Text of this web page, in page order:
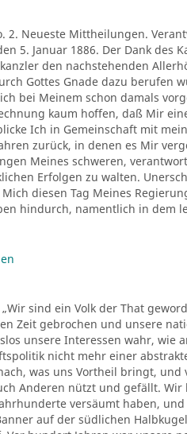
2. Neueste Mittheilungen.
5. Januar 1886. Der Dank des
den nachstehenden
Gottes Gnade dazu berufen
bei Meinem schon damals
kaum hoffen, daß Mir
Ich in Gemeinschaft mit
zurück, in denen es Mir
Meines schweren,
Erfolgen zu walten.
diesen Tag Meines
hindurch, namentlich in dem
sind ein Volk der That
Zeit gebrochen und unsere
unsere Interessen wahr, wie
nicht mehr einer
was uns Vortheil bringt,
Anderen nützt und gefällt.
versäumt haben,
auf der südlichen